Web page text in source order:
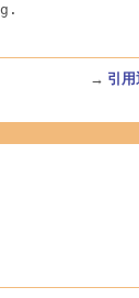
→ 引用